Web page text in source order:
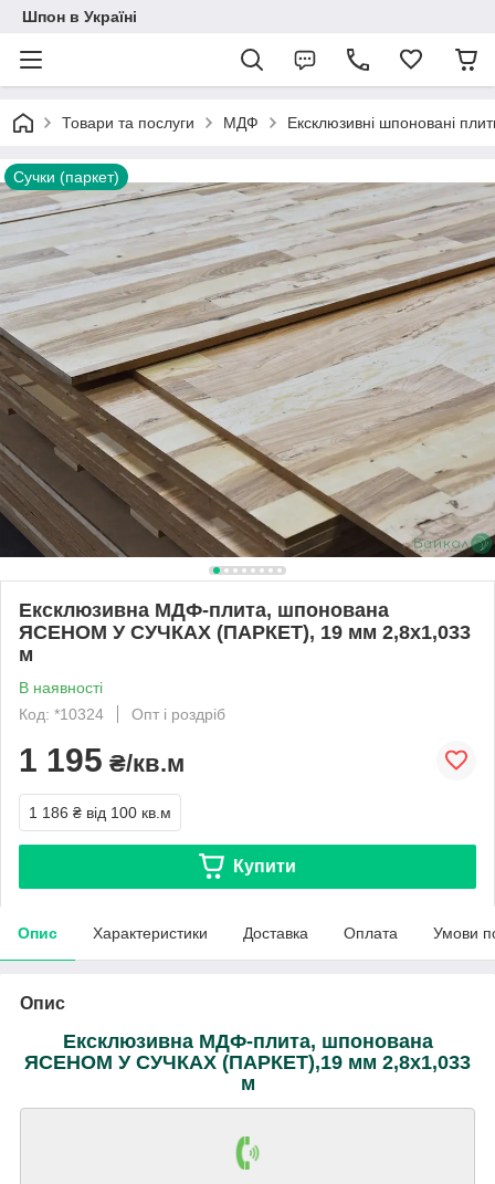
Шпон в Україні
Товари та послуги МДФ Ексклюзивні шпоновані
Сучки (паркет)
Ексклюзивна МДФ-плита, шпонована
ЯСЕНОМ У СУЧКАХ (ПАРКЕТ), 19 мм 2,8х1,033
м
В наявності
Код: *10324
Опт і роздріб
1 195 ₴/кв.м
1 186 ₴ від 100 кв.м
Купити
Опис Характеристики Доставка Оплата Умови
Опис
Ексклюзивна МДФ-плита, шпонована
ЯСЕНОМ У СУЧКАХ (ПАРКЕТ),19 мм 2,8х1,033
м